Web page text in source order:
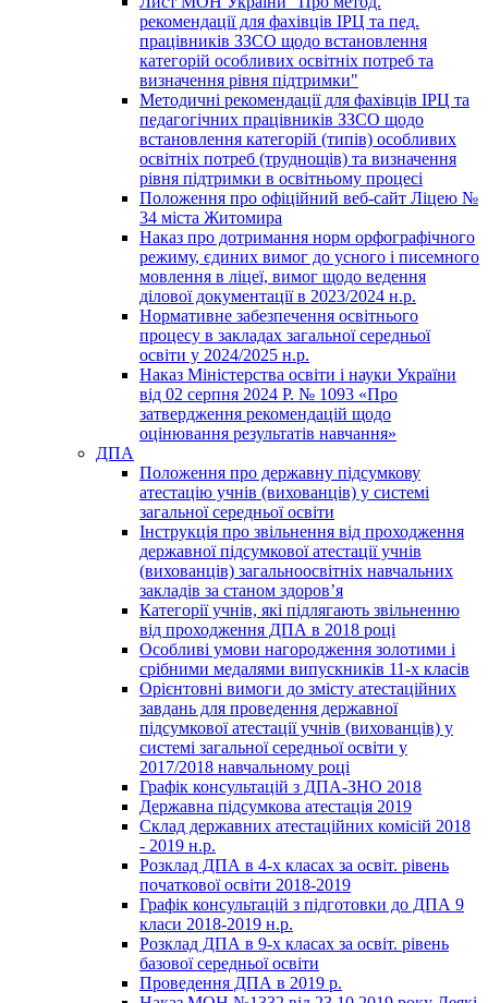
рекомендації для фахівців ІРЦ та пед.
працівників ЗЗСО щодо встановлення
категорій особливих освітніх потреб та
визначення рівня підтримки"
Методичні рекомендації для фахівців ІРЦ та
педагогічних працівників ЗЗСО щодо
встановлення категорій (типів) особливих
освітніх потреб (труднощів) та визначення
рівня підтримки в освітньому процесі
Положення про офіційний веб-сайт Ліцею №
34 міста Житомира
Наказ про дотримання норм орфографічного
режиму, єдиних вимог до усного і писемного
мовлення в ліцеї, вимог щодо ведення
ділової документації в 2023/2024 н.р.
Нормативне забезпечення освітнього
процесу в закладах загальної середньої
освіти у 2024/2025 н.р.
Наказ Міністерства освіти і науки України
від 02 серпня 2024 Р. № 1093 «Про
затвердження рекомендацій щодо
оцінювання результатів навчання»
ДПА
Положення про державну підсумкову
атестацію учнів (вихованців) у системі
загальної середньої освіти
Інструкція про звільнення від проходження
державної підсумкової атестації учнів
(вихованців) загальноосвітніх навчальних
закладів за станом здоров’я
Категорії учнів, які підлягають звільненню
від проходження ДПА в 2018 році
Особливі умови нагородження золотими і
срібними медалями випускників 11-х класів
Орієнтовні вимоги до змісту атестаційних
завдань для проведення державної
підсумкової атестації учнів (вихованців) у
системі загальної середньої освіти у
2017/2018 навчальному році
Графік консультацій з ДПА-ЗНО 2018
Державна підсумкова атестація 2019
Склад державних атестаційних комісій 2018
- 2019 н.р.
Розклад ДПА в 4-х класах за освіт. рівень
початкової освіти 2018-2019
Графік консультацій з підготовки до ДПА 9
класи 2018-2019 н.р.
Розклад ДПА в 9-х класах за освіт. рівень
базової середньої освіти
Проведення ДПА в 2019 р.